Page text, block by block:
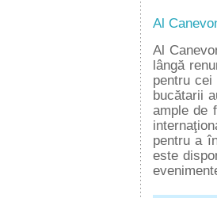
Al
Al
lângă
pentru
bucătarii
ample de
pentru a
este